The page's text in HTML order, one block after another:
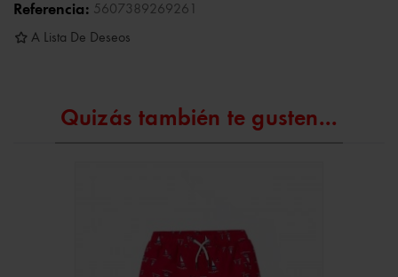
Referencia: 5607389269261
A Lista De Deseos
Quizás también te gusten...